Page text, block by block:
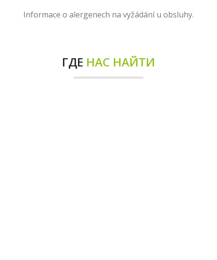
Informace o alergenech na vyžádání u obsluhy.
ГДЕ НАС НАЙТИ